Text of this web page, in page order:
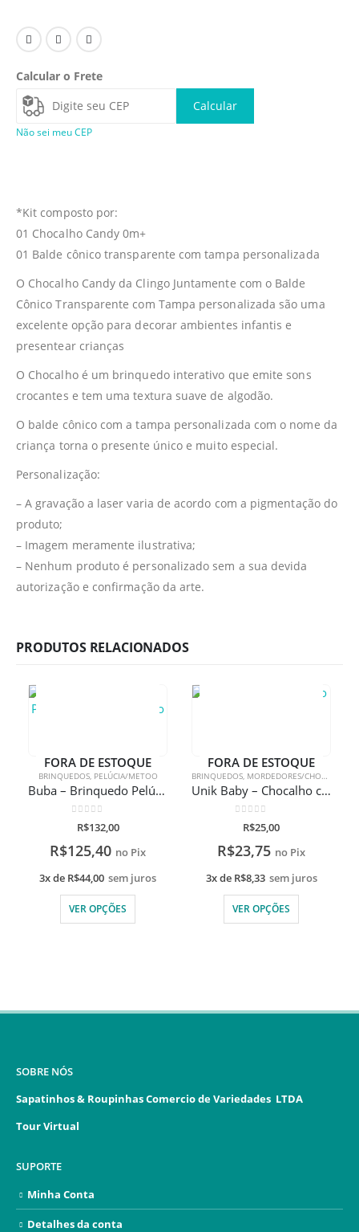
Calcular o Frete
Calcular
Não sei meu CEP
*Kit composto por:
01 Chocalho Candy 0m+
01 Balde cônico transparente com tampa personalizada
O Chocalho Candy da Clingo Juntamente com o Balde
Cônico Transparente com Tampa personalizada são uma
excelente opção para decorar ambientes infantis e
presentear crianças
O Chocalho é um brinquedo interativo que emite sons
crocantes e tem uma textura suave de algodão.
O balde cônico com a tampa personalizada com o nome da
criança torna o presente único e muito especial.
Personalização:
– A gravação a laser varia de acordo com a pigmentação do
produto;
– Imagem meramente ilustrativa;
– Nenhum produto é personalizado sem a sua devida
autorização e confirmação da arte.
PRODUTOS RELACIONADOS
FORA DE ESTOQUE
BRINQUEDOS, PELÚCIA/METOO
Buba – Brinquedo Pelúcia Ursinho Carinho
de 5
R$132,00
R$125,40 no Pix
3x de R$44,00 sem juros
VER OPÇÕES
FORA DE ESTOQUE
BRINQUEDOS, MORDEDORES/CHOCALHOS
Unik Baby – Chocalho com Mordedor
de 5
R$25,00
R$23,75 no Pix
3x de R$8,33 sem juros
VER OPÇÕES
SOBRE NÓS
Sapatinhos & Roupinhas Comercio de Variedades LTDA
Tour Virtual
SUPORTE
Minha Conta
Detalhes da conta